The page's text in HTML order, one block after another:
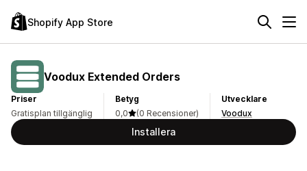
Shopify App Store
Voodux Extended Orders
Priser
Gratisplan tillgänglig
Betyg
0,0
(0 Recensioner)
Utvecklare
Voodux
Installera